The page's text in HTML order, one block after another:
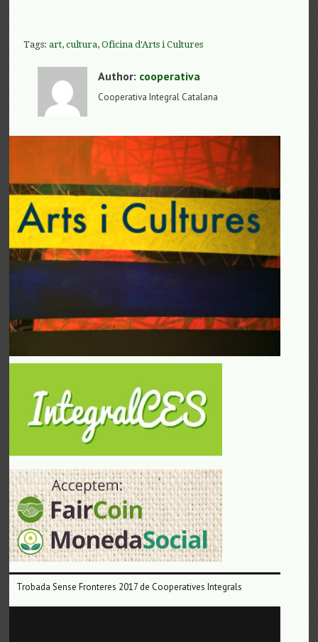
Tags:art,cultura,Oficina d'Arts i Cultures
Author: cooperativa
Cooperativa Integral Catalana
Trobada Sense Fronteres 2017 de Cooperatives Integrals